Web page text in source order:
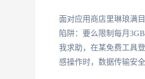
面对应用商店里琳琅满
陷阱：要么限制每月
我求助，在某免费工具
感操作时，数据传输安